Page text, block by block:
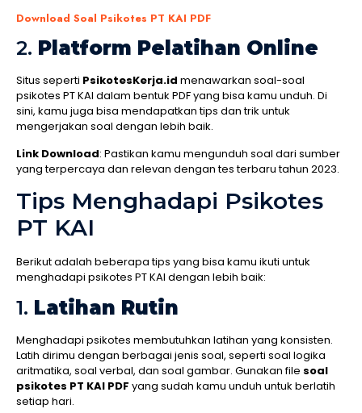
Download Soal Psikotes PT KAI PDF
2. Platform Pelatihan Online
Situs seperti PsikotesKerja.id menawarkan soal-soal
psikotes PT KAI dalam bentuk PDF yang bisa kamu unduh. Di
sini, kamu juga bisa mendapatkan tips dan trik untuk
mengerjakan soal dengan lebih baik.
Link Download: Pastikan kamu mengunduh soal dari sumber
yang terpercaya dan relevan dengan tes terbaru tahun 2023.
Tips Menghadapi Psikotes
PT KAI
Berikut adalah beberapa tips yang bisa kamu ikuti untuk
menghadapi psikotes PT KAI dengan lebih baik:
1. Latihan Rutin
Menghadapi psikotes membutuhkan latihan yang konsisten.
Latih dirimu dengan berbagai jenis soal, seperti soal logika
aritmatika, soal verbal, dan soal gambar. Gunakan file soal
psikotes PT KAI PDF yang sudah kamu unduh untuk berlatih
setiap hari.